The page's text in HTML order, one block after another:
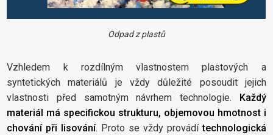
Odpad z plastů
Vzhledem k rozdílným vlastnostem plastových a
syntetických materiálů je vždy důležité posoudit jejich
vlastnosti před samotným návrhem technologie.
Každý
materiál má specifickou strukturu, objemovou hmotnost i
chování při lisování. Proto se vždy provádítechnologická